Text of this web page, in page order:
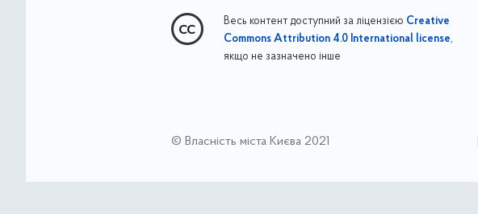
Весь контент доступний за ліцензією Creative
Commons Attribution 4.0 International license,
якщо не зазначено інше
© Власність міста Києва 2021